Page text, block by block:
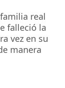
real
falleció la
vez en su
manera